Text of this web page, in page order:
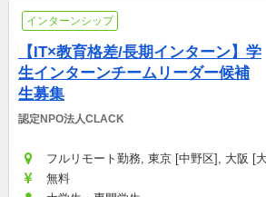
インターンシップ
【IT×教育格差/長期インターン】学
生インターンチームリーダー候補
生募集
認定NPO法人CLACK
フルリモート勤務, 東京 [中野区], 大阪 [
無料